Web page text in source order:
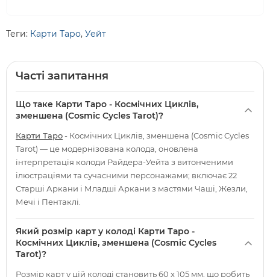
Теги: Карти Таро, Уейт
Часті запитання
Що таке Карти Таро - Космічних Циклів,
зменшена (Cosmic Cycles Tarot)?
Карти Таро- Космічних Циклів, зменшена (Cosmic Cycles
Tarot) — це модернізована колода, оновлена
інтерпретація колоди Райдера-Уейта з витонченими
ілюстраціями та сучасними персонажами; включає 22
Старші Аркани і Младші Аркани з мастями Чаші, Жезли,
Мечі і Пентаклі.
Який розмір карт у колоді Карти Таро -
Космічних Циклів, зменшена (Cosmic Cycles
Tarot)?
Розмір карт у цій колоді становить 60 х 105 мм, що робить